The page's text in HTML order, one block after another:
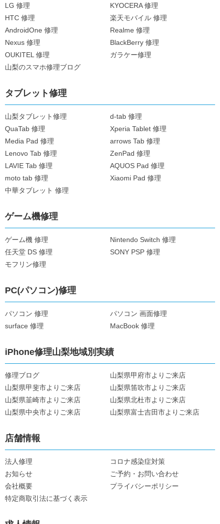
LG 修理
KYOCERA 修理
HTC 修理
楽天モバイル 修理
AndroidOne 修理
Realme 修理
Nexus 修理
BlackBerry 修理
OUKITEL 修理
ガラケー修理
山梨のスマホ修理ブログ
タブレット修理
山梨タブレット修理
d-tab 修理
QuaTab 修理
Xperia Tablet 修理
Media Pad 修理
arrows Tab 修理
Lenovo Tab 修理
ZenPad 修理
LAVIE Tab 修理
AQUOS Pad 修理
moto tab 修理
Xiaomi Pad 修理
中華タブレット 修理
ゲーム機修理
ゲーム機 修理
Nintendo Switch 修理
任天堂 DS 修理
SONY PSP 修理
モフリン修理
PC(パソコン)修理
パソコン 修理
パソコン 画面修理
surface 修理
MacBook 修理
iPhone修理山梨地域別実績
修理ブログ
山梨県甲府市よりご来店
山梨県甲斐市よりご来店
山梨県笛吹市よりご来店
山梨県韮崎市よりご来店
山梨県北杜市よりご来店
山梨県中央市よりご来店
山梨県富士吉田市よりご来店
店舗情報
法人修理
コロナ感染症対策
お知らせ
ご予約・お問い合わせ
会社概要
プライバシーポリシー
特定商取引法に基づく表示